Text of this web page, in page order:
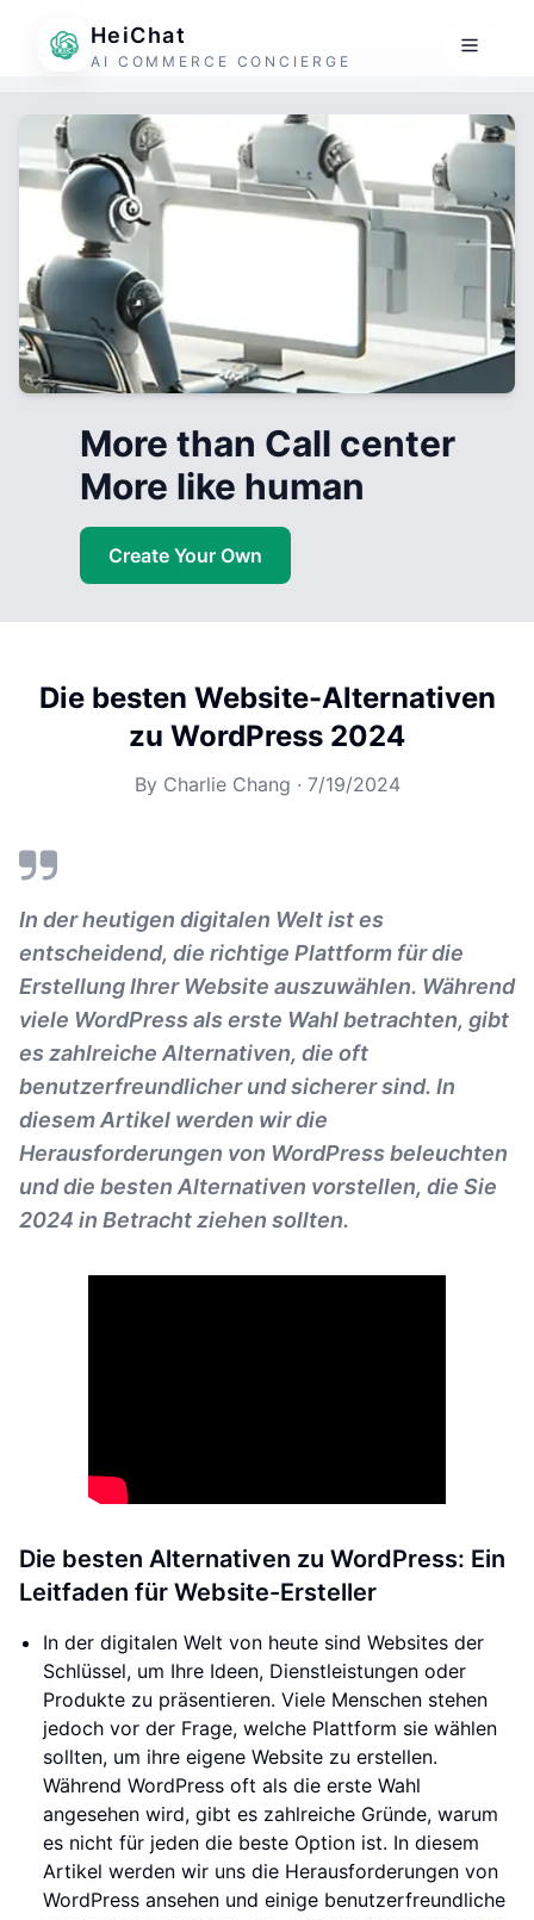
HeiChat
AI COMMERCE CONCIERGE
More than Call center
More like human
Create Your Own
Die besten Website-Alternativen
zu WordPress 2024
By Charlie Chang · 7/19/2024
In der heutigen digitalen Welt ist es
entscheidend, die richtige Plattform für die
Erstellung Ihrer Website auszuwählen. Während
viele WordPress als erste Wahl betrachten, gibt
es zahlreiche Alternativen, die oft
benutzerfreundlicher und sicherer sind. In
diesem Artikel werden wir die
Herausforderungen von WordPress beleuchten
und die besten Alternativen vorstellen, die Sie
2024 in Betracht ziehen sollten.
Die besten Alternativen zu WordPress: Ein
Leitfaden für Website-Ersteller
In der digitalen Welt von heute sind Websites der
Schlüssel, um Ihre Ideen, Dienstleistungen oder
Produkte zu präsentieren. Viele Menschen stehen
jedoch vor der Frage, welche Plattform sie wählen
sollten, um ihre eigene Website zu erstellen.
Während WordPress oft als die erste Wahl
angesehen wird, gibt es zahlreiche Gründe, warum
es nicht für jeden die beste Option ist. In diesem
Artikel werden wir uns die Herausforderungen von
WordPress ansehen und einige benutzerfreundliche